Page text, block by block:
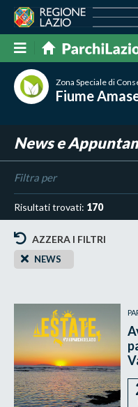
Zona Speciale di
Fiume
News e
Filtra per
Risultati trovati: 170
AZZERA I FILTRI
NEWS